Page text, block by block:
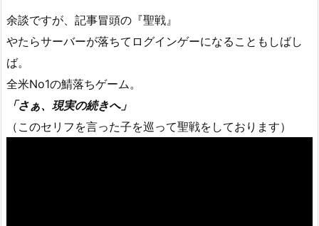
余談ですが、記事冒頭の『聖戦』
やたらサーバーが落ちてログインゲーになることもしばし
ば。
全米No1の鯖落ちゲーム。
「さぁ、現実の続きへ」
（このセリフを言った子を巡って聖戦をしております）